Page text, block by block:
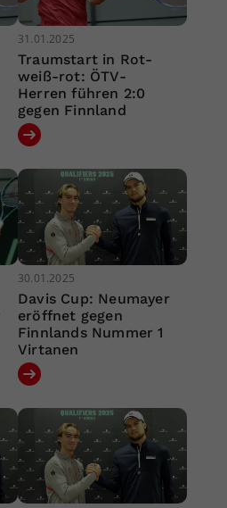
31.01.2025
Traumstart in Rot-
weiß-rot: ÖTV-
Herren führen 2:0
gegen Finnland
30.01.2025
Davis Cup: Neumayer
eröffnet gegen
Finnlands Nummer 1
Virtanen